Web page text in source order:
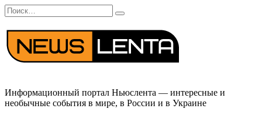
Перейти
к
содержанию
Search
for:
Информационный портал Ньюслента — интересные и
необычные события в мире, в России и в Украине